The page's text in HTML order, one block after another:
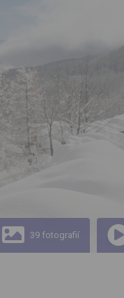
39 fotografií